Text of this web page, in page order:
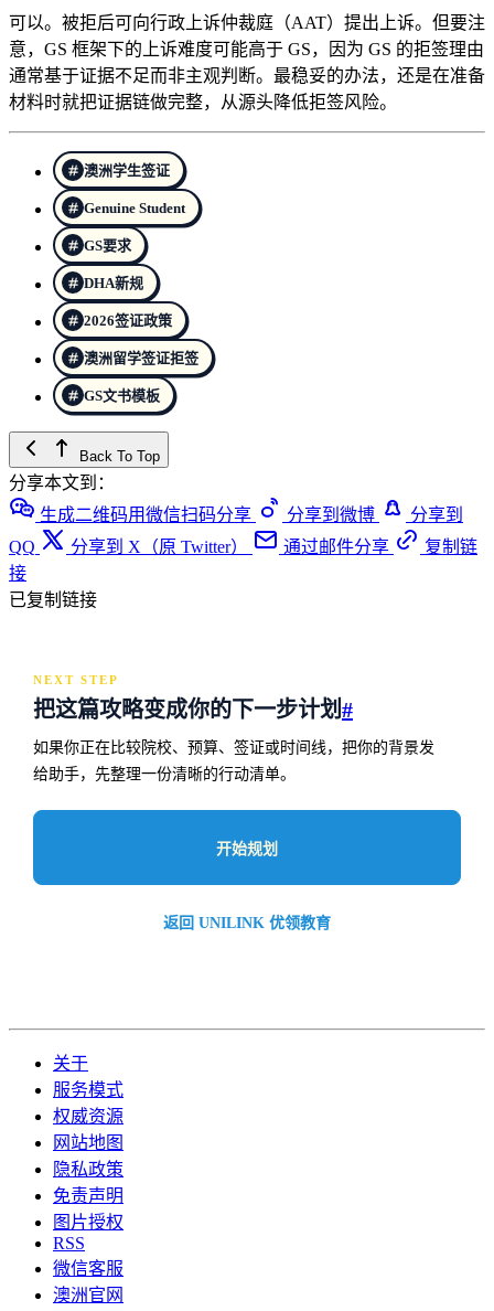
可以。被拒后可向行政上诉仲裁庭（AAT）提出上诉。但要注
意，GS 框架下的上诉难度可能高于 GS，因为 GS 的拒签理由
通常基于证据不足而非主观判断。最稳妥的办法，还是在准备
材料时就把证据链做完整，从源头降低拒签风险。
澳洲学生签证
Genuine Student
GS要求
DHA新规
2026签证政策
澳洲留学签证拒签
GS文书模板
Back To Top
分享本文到：
生成二维码用微信扫码分享
分享到微博
分享到
QQ
分享到 X（原 Twitter） 通过邮件分享
复制链
接
已复制链接
NEXT STEP
把这篇攻略变成你的下一步计划#
如果你正在比较院校、预算、签证或时间线，把你的背景发
给助手，先整理一份清晰的行动清单。
开始规划
返回 UNILINK 优领教育
关于
服务模式
权威资源
网站地图
隐私政策
免责声明
图片授权
RSS
微信客服
澳洲官网